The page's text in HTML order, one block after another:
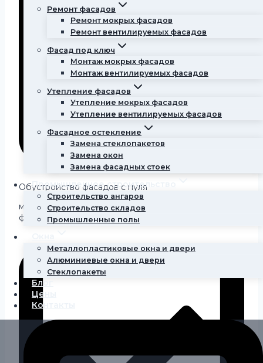
Ремонт фасадов
Ремонт мокрых фасадов
Ремонт вентилируемых фасадов
Фасад под ключ
Монтаж мокрых фасадов
Монтаж вентилируемых фасадов
Утепление фасадов
Утепление мокрых фасадов
Утепление вентилируемых фасадов
Фасадное остекление
Замена стеклопакетов
Замена окон
Замена фасадных стоек
Промышленное строительство
Строительство ангаров
Строительство складов
Промышленные полы
Металлопластиковые окна и двери
Алюминиевые окна и двери
Стеклопакеты
Блог
Цены
Контакты
Обустройство фасадов с нуля
мокрый фасад, вентилируемый фасад, утепление
фасада